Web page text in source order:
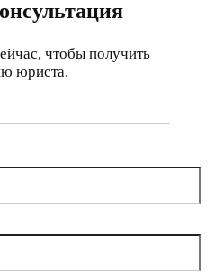
чтобы получить
юриста.